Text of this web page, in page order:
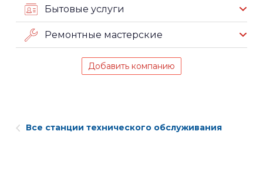
Бытовые услуги
Ремонтные мастерские
Добавить компанию
Все станции технического обслуживания